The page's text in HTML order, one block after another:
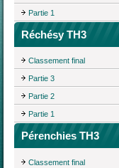
Partie 1
Réchésy TH3
Classement final
Partie 3
Partie 2
Partie 1
Pérenchies TH3
Classement final